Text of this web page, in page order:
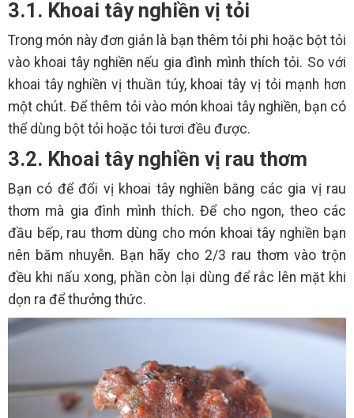
3.1. Khoai tây nghiền vị tỏi
Trong món này đơn giản là bạn thêm tỏi phi hoặc bột tỏi
vào khoai tây nghiền nếu gia đình mình thích tỏi. So với
khoai tây nghiền vị thuần túy, khoai tây vị tỏi mạnh hơn
một chút. Để thêm tỏi vào món khoai tây nghiền, bạn có
thể dùng bột tỏi hoặc tỏi tươi đều được.
3.2. Khoai tây nghiền vị rau thơm
Bạn có để đổi vị khoai tây nghiền bằng các gia vị rau
thơm mà gia đình mình thích. Để cho ngon, theo các
đầu bếp, rau thơm dùng cho món khoai tây nghiền bạn
nên băm nhuyễn. Bạn hãy cho 2/3 rau thơm vào trộn
đều khi nấu xong, phần còn lại dùng để rắc lên mặt khi
dọn ra để thưởng thức.